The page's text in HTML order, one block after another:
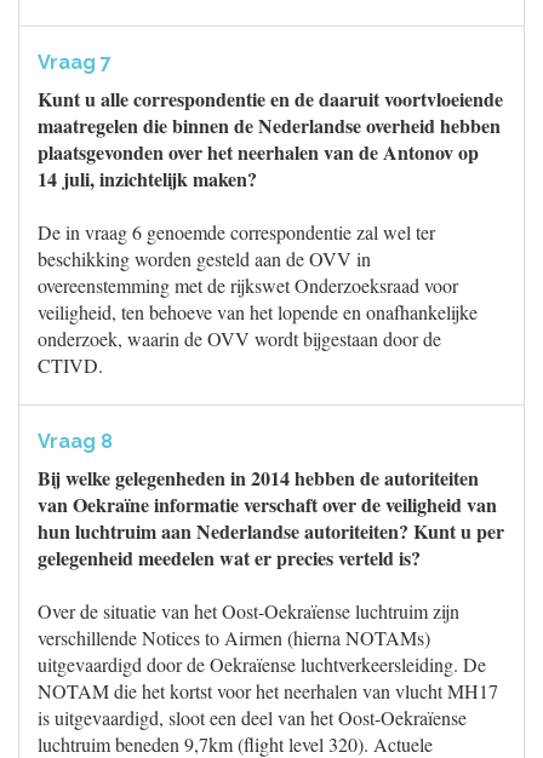
Vraag 7
Kunt u alle correspondentie en de daaruit voortvloeiende
maatregelen die binnen de Nederlandse overheid hebben
plaatsgevonden over het neerhalen van de Antonov op
14 juli, inzichtelijk maken?
De in vraag 6 genoemde correspondentie zal wel ter
beschikking worden gesteld aan de OVV in
overeenstemming met de rijkswet Onderzoeksraad voor
veiligheid, ten behoeve van het lopende en onafhankelijke
onderzoek, waarin de OVV wordt bijgestaan door de
CTIVD.
Vraag 8
Bij welke gelegenheden in 2014 hebben de autoriteiten
van Oekraïne informatie verschaft over de veiligheid van
hun luchtruim aan Nederlandse autoriteiten? Kunt u per
gelegenheid meedelen wat er precies verteld is?
Over de situatie van het Oost-Oekraïense luchtruim zijn
verschillende Notices to Airmen (hierna NOTAMs)
uitgevaardigd door de Oekraïense luchtverkeersleiding. De
NOTAM die het kortst voor het neerhalen van vlucht MH17
is uitgevaardigd, sloot een deel van het Oost-Oekraïense
luchtruim beneden 9,7km (flight level 320). Actuele